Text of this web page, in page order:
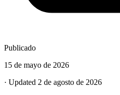
Publicado
15 de mayo de 2026
· Updated 2 de agosto de 2026